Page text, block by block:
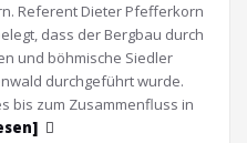
Referent Dieter Pfefferkorn
dass der Bergbau durch
und böhmische Siedler
durchgeführt wurde.
bis zum Zusammenfluss in